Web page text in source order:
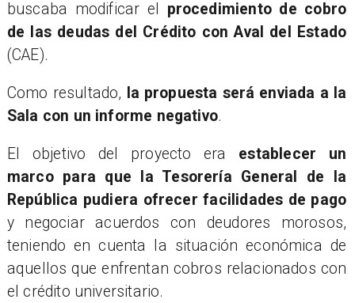
buscaba modificar el procedimiento de cobro
de las deudas del Crédito con Aval del Estado
(CAE).
Como resultado,
la propuesta será enviada a la
Sala con un informe negativo.
El objetivo del proyecto era establecer un
marco para que la Tesorería General de la
República pudiera ofrecer facilidades de pago
y negociar acuerdos con deudores morosos,
teniendo en cuenta la situación económica de
aquellos que enfrentan cobros relacionados con
el crédito universitario.